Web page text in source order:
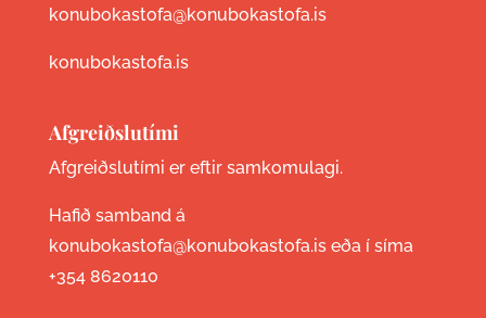
konubokastofa@konubokastofa.is
konubokastofa.is
Afgreiðslutími
Afgreiðslutími er eftir samkomulagi.
Hafið samband á
konubokastofa@konubokastofa.is eða í síma
+354 8620110